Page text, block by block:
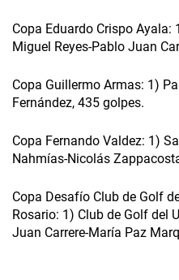
Copa Eduardo Crispo Ayala:
Miguel Reyes-Pablo Juan
Copa Guillermo Armas: 1)
Fernández, 435 golpes.
Copa Fernando Valdez: 1)
Nahmías-Nicolás
Copa Desafío Club de Golf
Rosario: 1) Club de Golf del
Juan Carrere-María Paz